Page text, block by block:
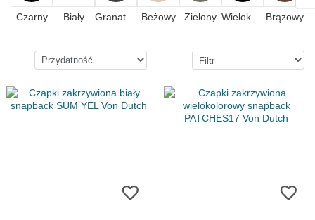
Czarny Biały Beżowy Zielony Brązowy